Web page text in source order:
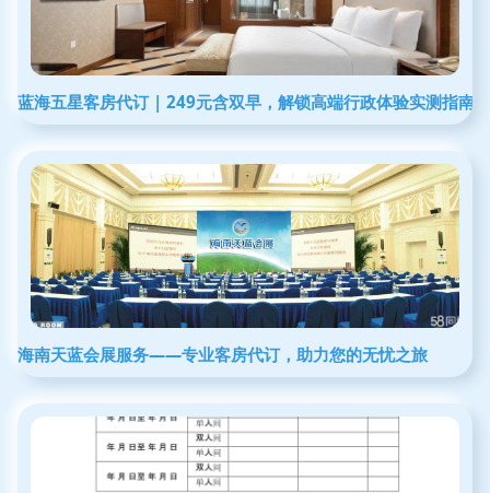
蓝海五星客房代订 | 249元含双早，解锁高端行政体验实测指南
海南天蓝会展服务——专业客房代订，助力您的无忧之旅